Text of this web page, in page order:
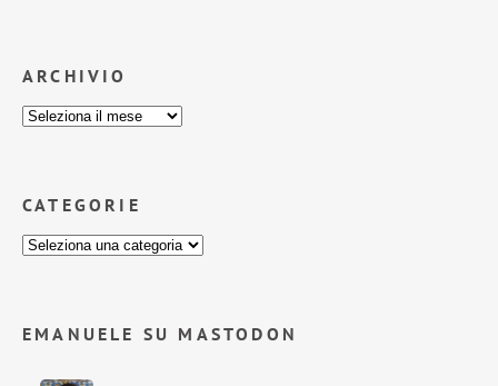
ARCHIVIO
CATEGORIE
EMANUELE SU MASTODON